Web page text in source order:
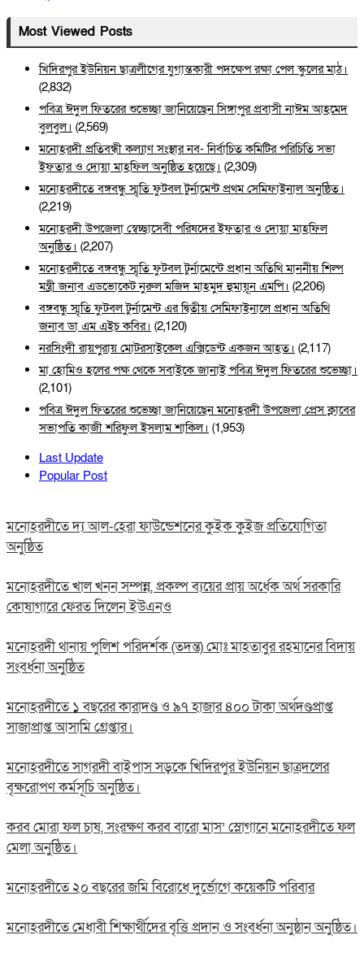
Most Viewed Posts
খিদিরপুর ইউনিয়ন ছাত্রলীগের যুগান্তকারী পদক্ষেপ রক্ষা পেল স্কুলের মাঠ।
(2,832)
পবিত্র ঈদুল ফিতরের শুভেচ্ছা জানিয়েছেন সিঙ্গাপুর প্রবাসী নাঈম আহমেদ
বুলবুল। (2,569)
মনোহরদী প্রতিবন্ধী কল্যাণ সংস্থার নব- নির্বাচিত কমিটির পরিচিতি সভা
ইফতার ও দোয়া মাহফিল অনুষ্ঠিত হয়েছে। (2,309)
মনোহরদীতে বঙ্গবন্ধু স্মৃতি ফুটবল টুর্নামেন্ট প্রথম সেমিফাইনাল অনুষ্ঠিত।
(2,219)
মনোহরদী উপজেলা স্বেচ্ছাসেবী পরিষদের ইফতার ও দোয়া মাহফিল
অনুষ্ঠিত। (2,207)
মনোহরদীতে বঙ্গবন্ধু স্মৃতি ফুটবল টুর্নামেন্টে প্রধান অতিথি মাননীয় শিল্প
মন্ত্রী জনাব এডভোকেট নুরুল মজিদ মাহমুদ হুমায়ূন এমপি। (2,206)
বঙ্গবন্ধু স্মৃতি ফুটবল টুর্নামেন্ট এর দ্বিতীয় সেমিফাইনালে প্রধান অতিথি
জনাব ডা এম এইচ কবির। (2,120)
নরসিংদী রায়পুরায় মোটরসাইকেল এক্সিডেন্ট একজন আহত। (2,117)
মা হোমিও হলের পক্ষ থেকে সবাইকে জানাই পবিত্র ঈদুল ফিতরের শুভেচ্ছা।
(2,101)
পবিত্র ঈদুল ফিতরের শুভেচ্ছা জানিয়েছেন মনোহরদী উপজেলা প্রেস ক্লাবের
সভাপতি কাজী শরিফুল ইসলাম শাকিল। (1,953)
Last Update
Popular Post
মনোহরদীতে দ্য আল-হেরা ফাউন্ডেশনের কুইক কুইজ প্রতিযোগিতা
অনুষ্ঠিত
মনোহরদীতে খাল খনন সম্পন্ন, প্রকল্প ব্যয়ের প্রায় অর্ধেক অর্থ সরকারি
কোষাগারে ফেরত দিলেন ইউএনও
মনোহরদী থানায় পুলিশ পরিদর্শক (তদন্ত) মোঃ মাহতাবুর রহমানের বিদায়
সংবর্ধনা অনুষ্ঠিত
মনোহরদীতে ১ বছরের কারাদণ্ড ও ৯৭ হাজার ৪০০ টাকা অর্থদণ্ডপ্রাপ্ত
সাজাপ্রাপ্ত আসামি গ্রেপ্তার।
মনোহরদীতে সাগরদী বাইপাস সড়কে খিদিরপুর ইউনিয়ন ছাত্রদলের
বৃক্ষরোপণ কর্মসূচি অনুষ্ঠিত।
করব মোরা ফল চাষ, সংরক্ষণ করব বারো মাস’ স্লোগানে মনোহরদীতে ফল
মেলা অনুষ্ঠিত।
মনোহরদীতে ২০ বছরের জমি বিরোধে দুর্ভোগে কয়েকটি পরিবার
মনোহরদীতে মেধাবী শিক্ষার্থীদের বৃত্তি প্রদান ও সংবর্ধনা অনুষ্ঠান অনুষ্ঠিত।